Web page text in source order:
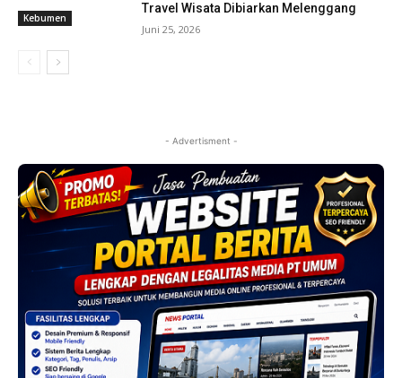
Kebumen
Travel Wisata Dibiarkan Melenggang
Juni 25, 2026
- Advertisment -